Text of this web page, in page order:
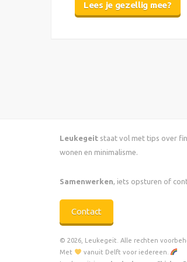
Lees je gezellig mee?
Leukegeit staat vol met tips over
wonen en minimalisme.
Samenwerken, iets opsturen of
Contact
© 2026, Leukegeit. Alle rechten
Met
vanuit Delft voor iedereen.